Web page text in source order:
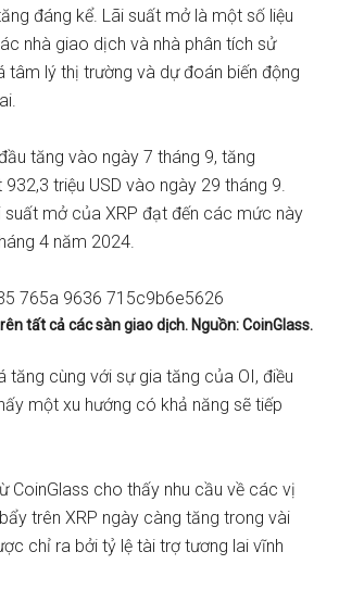
đáng kể. Lãi suất mở là một số liệu
nhà giao dịch và nhà phân tích sử
tâm lý thị trường và dự đoán biến động
tăng vào ngày 7 tháng 9, tăng
932,3 triệu USD vào ngày 29 tháng 9.
suất mở của XRP đạt đến các mức này
4 năm 2024.
tất cả các sàn giao dịch. Nguồn: CoinGlass.
tăng cùng với sự gia tăng của OI, điều
một xu hướng có khả năng sẽ tiếp
CoinGlass cho thấy nhu cầu về các vị
trên XRP ngày càng tăng trong vài
chỉ ra bởi tỷ lệ tài trợ tương lai vĩnh